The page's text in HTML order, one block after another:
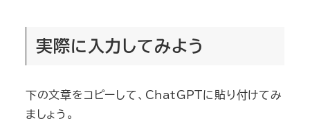
実際に入力してみよう
下の文章をコピーして、ChatGPTに貼り付けてみ
ましょう。